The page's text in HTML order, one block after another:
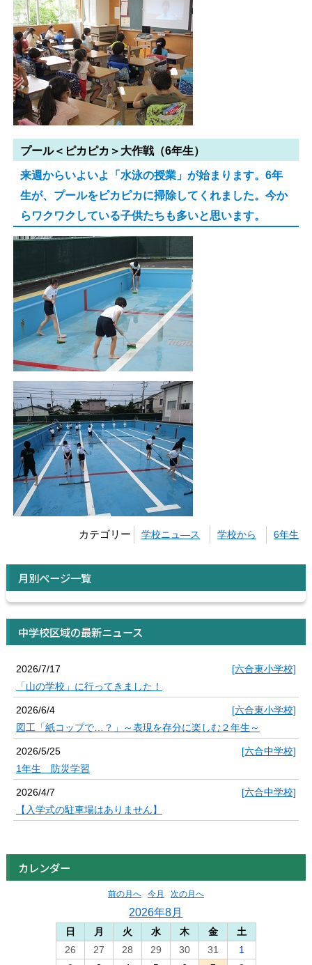
プール＜ピカピカ＞大作戦（6年生）
来週からいよいよ「水泳の授業」が始まります。6年
生が、プールをピカピカに掃除してくれました。今か
らワクワクしている子供たちも多いと思います。
カテゴリー 学校ニュ―ス 学校から 6年生
月別ページ一覧
中学校区域の最新ニュース
2026/7/17
[六合東小学校]
「山の学校」に行ってきました！
2026/6/4
[六合東小学校]
図工「紙コップで…？」～表現を存分に楽しむ２年生～
2026/5/25
[六合中学校]
1年生 防災学習
2026/4/7
[六合中学校]
【入学式の駐車場はありません】
カレンダー
前の月へ 今月 次の月へ
2026年8月
日 月 火 水 木 金
土
26
27 28 29 30 31
1